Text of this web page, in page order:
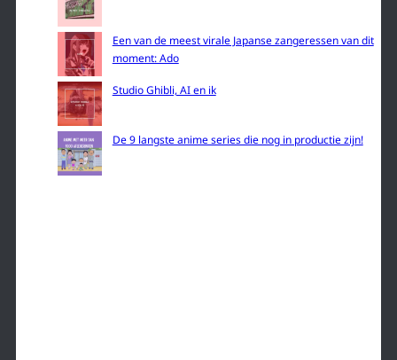
Een van de meest virale Japanse zangeressen van dit
moment: Ado
Studio Ghibli, AI en ik
De 9 langste anime series die nog in productie zijn!